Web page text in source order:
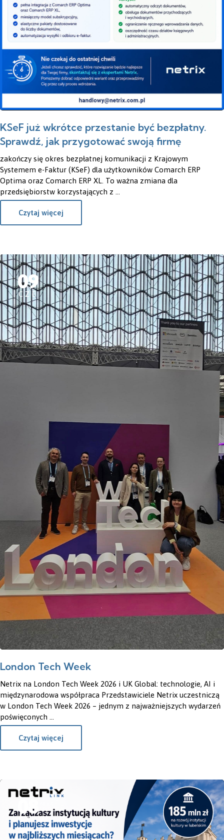
KSeF już wkrótce przestanie być bezpłatny.
Sprawdź, jak przygotować swoją firmę
zakończy się okres bezpłatnej komunikacji z Krajowym
Systemem e-Faktur (KSeF) dla użytkowników Comarch ERP
Optima oraz Comarch ERP XL. To ważna zmiana dla
przedsiębiorstw korzystających z ...
Czytaj więcej
09
CZE
London Tech Week
Netrix na London Tech Week 2026 i UK Global: technologie, AI i
międzynarodowa współpraca Przedstawiciele Netrix uczestniczą
w London Tech Week 2026 – jednym z najważniejszych wydarzeń
poświęconych ...
Czytaj więcej
08
CZE